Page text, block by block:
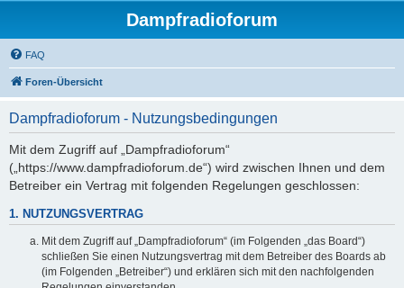
Dampfradioforum
FAQ
Foren-Übersicht
Dampfradioforum - Nutzungsbedingungen
Mit dem Zugriff auf „Dampfradioforum“
(„https://www.dampfradioforum.de“) wird zwischen Ihnen und dem
Betreiber ein Vertrag mit folgenden Regelungen geschlossen:
1. NUTZUNGSVERTRAG
Mit dem Zugriff auf „Dampfradioforum“ (im Folgenden „das Board“)
schließen Sie einen Nutzungsvertrag mit dem Betreiber des Boards ab
(im Folgenden „Betreiber“) und erklären sich mit den nachfolgenden